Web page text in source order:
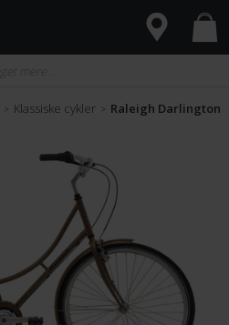
> Klassiske cykler > Raleigh Darlington 7